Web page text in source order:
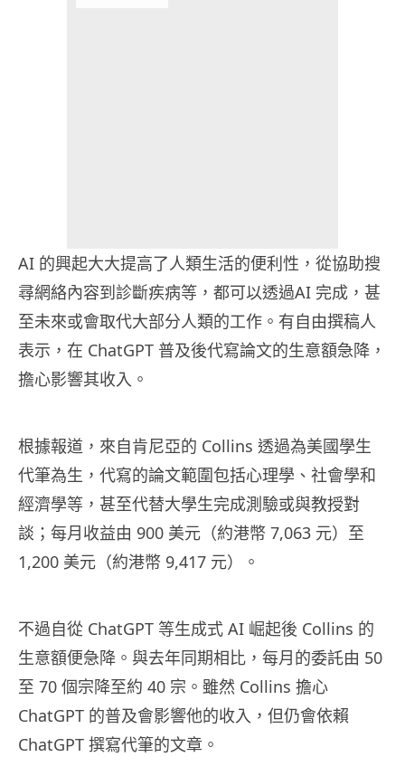
AI 的興起大大提高了人類生活的便利性，從協助搜
尋網絡內容到診斷疾病等，都可以透過AI 完成，甚
至未來或會取代大部分人類的工作。有自由撰稿人
表示，在 ChatGPT 普及後代寫論文的生意額急降，
擔心影響其收入。
根據報道，來自肯尼亞的 Collins 透過為美國學生
代筆為生，代寫的論文範圍包括心理學、社會學和
經濟學等，甚至代替大學生完成測驗或與教授對
談；每月收益由 900 美元（約港幣 7,063 元）至
1,200 美元（約港幣 9,417 元）。
不過自從 ChatGPT 等生成式 AI 崛起後 Collins 的
生意額便急降。與去年同期相比，每月的委託由 50
至 70 個宗降至約 40 宗。雖然 Collins 擔心
ChatGPT 的普及會影響他的收入，但仍會依賴
ChatGPT 撰寫代筆的文章。